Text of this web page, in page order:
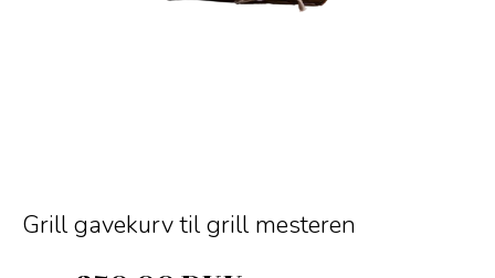
Grill gavekurv til grill mesteren